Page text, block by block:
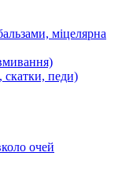
міцелярна
скатки, педи)
очей